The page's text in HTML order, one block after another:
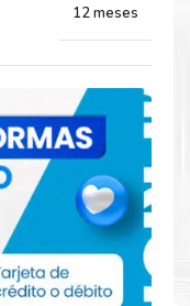
12 meses